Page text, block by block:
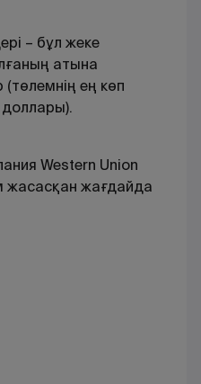
– бұл жеке
атына
(төлемнің ең көп
Western Union
жасасқан жағдайда